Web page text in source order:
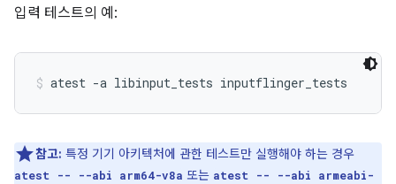
입력 테스트의 예:
atest -a libinput_tests inputflinger_tests
참고: 특정 기기 아키텍처에 관한 테스트만 실행해야 하는 경우
atest -- --abi arm64-v8a 또는 atest -- --abi armeabi-